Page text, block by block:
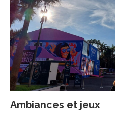
Ambiances et jeux